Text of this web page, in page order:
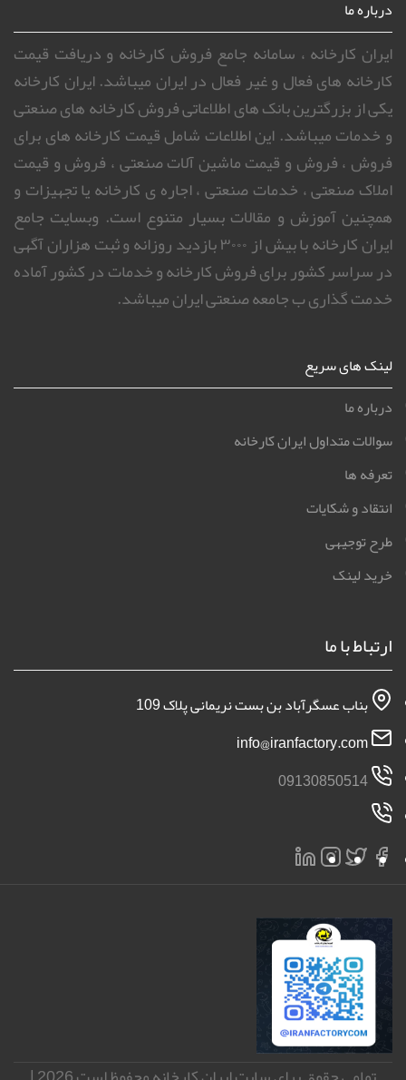
درباره ما
ایران کارخانه ، سامانه جامع فروش کارخانه و دریافت قیمت
کارخانه های فعال و غیر فعال در ایران میباشد. ایران کارخانه
یکی از بزرگترین بانک های اطلاعاتی فروش کارخانه های صنعتی
و خدمات میباشد. این اطلاعات شامل قیمت کارخانه های برای
فروش ، فروش و قیمت ماشین آلات صنعتی ، فروش و قیمت
املاک صنعتی ، خدمات صنعتی ، اجاره ی کارخانه یا تجهیزات و
همچنین آموزش و مقالات بسیار متنوع است. وبسایت جامع
ایران کارخانه با بیش از ۳۰۰۰ بازدید روزانه و ثبت هزاران آگهی
در سراسر کشور برای فروش کارخانه و خدمات در کشور آماده
خدمت گذاری ب جامعه صنعتی ایران میباشد.
لینک های سریع
درباره ما
سوالات متداول ایران کارخانه
تعرفه ها
انتقاد و شکایات
طرح توجیهی
خرید لینک
ارتباط با ما
بناب عسگرآباد بن بست نریمانی پلاک 109
09130850514